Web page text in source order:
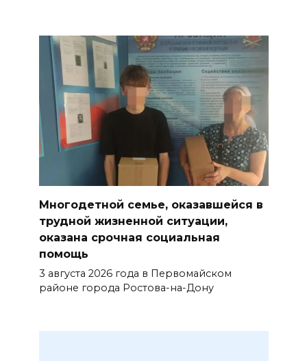
Многодетной семье, оказавшейся в
трудной жизненной ситуации,
оказана срочная социальная
помощь
3 августа 2026 года в Первомайском
районе города Ростова-на-Дону